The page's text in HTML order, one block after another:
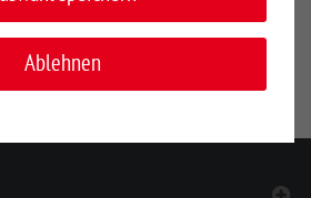
GmbH & Co. KG, Wortstr. 34-36,
www.growi.de
Ablehnen